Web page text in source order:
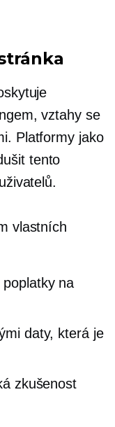
vztahy se
Platformy jako
tento
uživatelů.
vlastních
na
daty, která je
zkušenost